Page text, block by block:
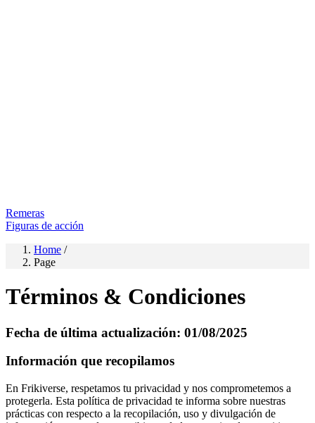
Remeras
Figuras de acción
Home /
Page
Términos & Condiciones
Fecha de última actualización: 01/08/2025
Información que recopilamos
En Frikiverse, respetamos tu privacidad y nos comprometemos a
protegerla. Esta política de privacidad te informa sobre nuestras
prácticas con respecto a la recopilación, uso y divulgación de